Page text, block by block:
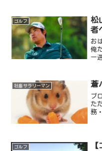
ゴルフ
松
者
お
俺
ー
ｯﾃ
社畜サラリーマン 蒼
ブ
た
務
地
ゴルフ